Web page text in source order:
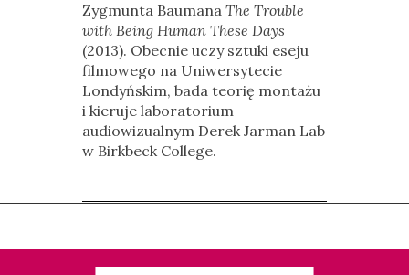
Zygmunta Baumana The Trouble
with Being Human These Days
(2013). Obecnie uczy sztuki eseju
filmowego na Uniwersytecie
Londyńskim, bada teorię montażu
i kieruje laboratorium
audiowizualnym Derek Jarman Lab
w Birkbeck College.